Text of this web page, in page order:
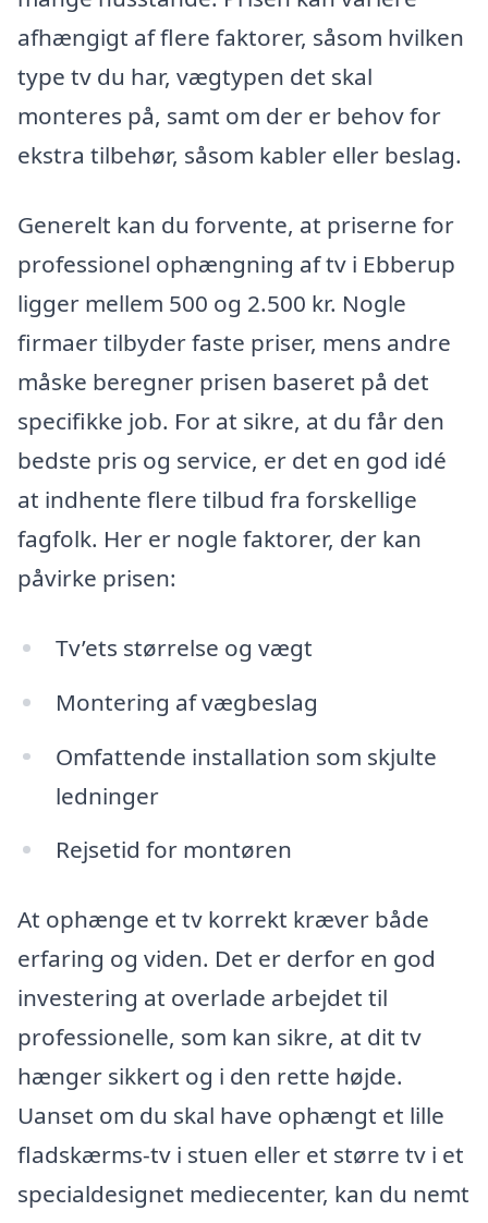
afhængigt af flere faktorer, såsom hvilken
type tv du har, vægtypen det skal
monteres på, samt om der er behov for
ekstra tilbehør, såsom kabler eller beslag.
Generelt kan du forvente, at priserne for
professionel ophængning af tv i Ebberup
ligger mellem 500 og 2.500 kr. Nogle
firmaer tilbyder faste priser, mens andre
måske beregner prisen baseret på det
specifikke job. For at sikre, at du får den
bedste pris og service, er det en god idé
at indhente flere tilbud fra forskellige
fagfolk. Her er nogle faktorer, der kan
påvirke prisen:
Tv’ets størrelse og vægt
Montering af vægbeslag
Omfattende installation som skjulte
ledninger
Rejsetid for montøren
At ophænge et tv korrekt kræver både
erfaring og viden. Det er derfor en god
investering at overlade arbejdet til
professionelle, som kan sikre, at dit tv
hænger sikkert og i den rette højde.
Uanset om du skal have ophængt et lille
fladskærms-tv i stuen eller et større tv i et
specialdesignet mediecenter, kan du nemt